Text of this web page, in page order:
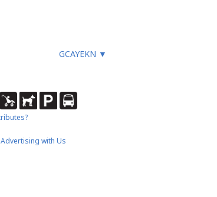
GCAYEKN ▼
Advertising with Us